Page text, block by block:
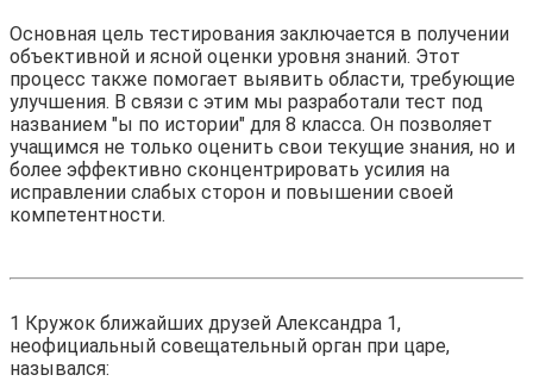
Основная цель тестирования заключается в получении
объективной и ясной оценки уровня знаний. Этот
процесс также помогает выявить области, требующие
улучшения. В связи с этим мы разработали тест под
названием "ы по истории" для 8 класса. Он позволяет
учащимся не только оценить свои текущие знания, но и
более эффективно сконцентрировать усилия на
исправлении слабых сторон и повышении своей
компетентности.
1 Кружок ближайших друзей Александра 1,
неофициальный совещательный орган при царе,
назывался: